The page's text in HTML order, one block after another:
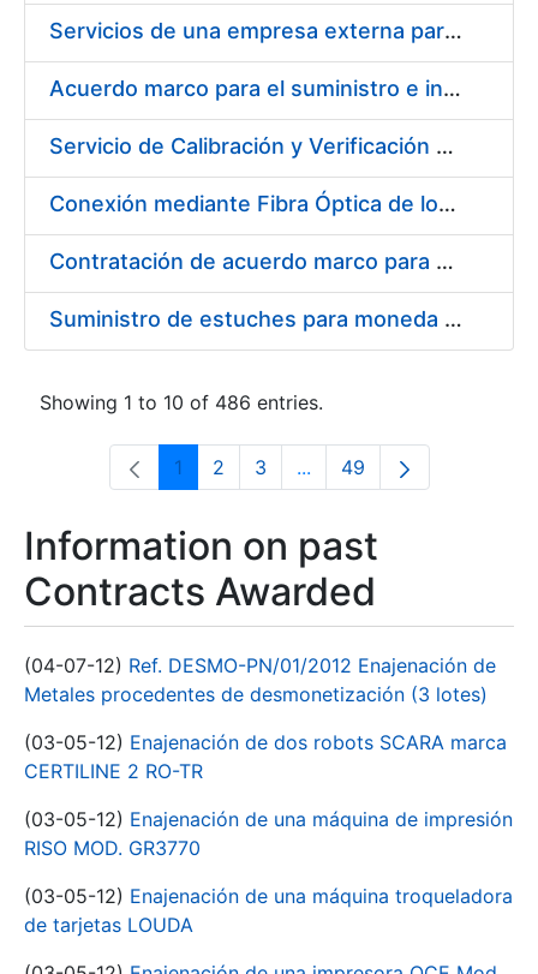
Servicios de una empresa externa para el asesoramiento y resolución de los recursos de alzada que se presentan relacionados con procesos de selección para la FNMT-RCM
Acuerdo marco para el suministro e instalación de persianas, estores y otros complementos
Servicio de Calibración y Verificación Externa de los Equipos de Medición del Servicio de Prevención de la FNMT-RCM
Conexión mediante Fibra Óptica de los Centros de Proceso de Datos (CPDs) de las sedes de la FNMT-RCM de Burgos y Madrid
Contratación de acuerdo marco para el Suministro de Material de Electricidad para la Fábrica Nacional de Moneda y Timbre-Real Casa de la Moneda en su centro de trabajo de Burgos
Suministro de estuches para moneda de 30 €
Showing 1 to 10 of 486 entries.
Page
1 Page
2 Page
3 ...Intermediate Pages Use
Page
49
Information on past
Contracts Awarded
(04-07-12) Ref. DESMO-PN/01/2012 Enajenación de
Metales procedentes de desmonetización (3 lotes)
(03-05-12) Enajenación de dos robots SCARA marca
CERTILINE 2 RO-TR
(03-05-12) Enajenación de una máquina de impresión
RISO MOD. GR3770
(03-05-12) Enajenación de una máquina troqueladora
de tarjetas LOUDA